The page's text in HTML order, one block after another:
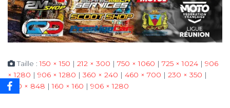
Taille :150 × 150 | 212 × 300 | 750 × 1060 | 725 × 1024 | 906
× 1280 | 906 × 1280 | 360 × 240 | 460 × 700 | 230 × 350 |
600 × 848 | 160 × 160 | 906 × 1280